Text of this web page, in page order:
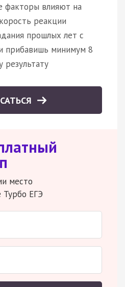
факторы влияют на
реакции
прошлых лет с
прибавишь минимум 8
результату
место
Турбо ЕГЭ